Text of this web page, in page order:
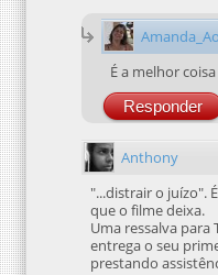
É a melhor
Responder
Anthony
"...distrair o juízo".
que o filme deixa.
Uma ressalva para
entrega o seu
prestando